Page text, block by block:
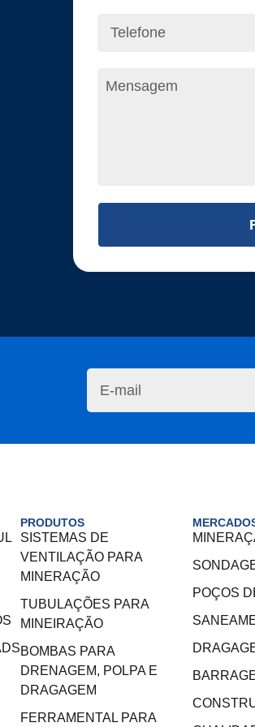
PRODUTOS
SISTEMAS DE
VENTILAÇÃO PARA
MINERAÇÃO
TUBULAÇÕES PARA
MINEIRAÇÃO
BOMBAS PARA
DRENAGEM, POLPA E
DRAGAGEM
FERRAMENTAL PARA
POÇOS